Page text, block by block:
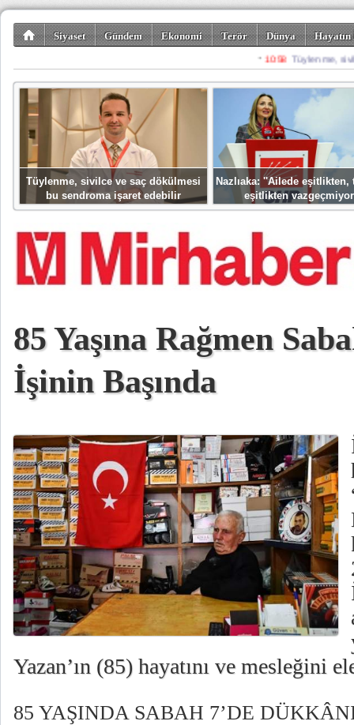
Siyaset Gündem Ekonomi Terör Dünya
Spor Misafir
Tüylenme, sivilce ve saç dökülmesi
bu sendroma işaret edebilir
Nazlıaka: ''Ailede eşitlikten,
eşitlikten
85 Yaşına Rağmen
İşinin Başında
Yazan’ın (85) hayatını ve mesleğini
85 YAŞINDA SABAH 7’DE